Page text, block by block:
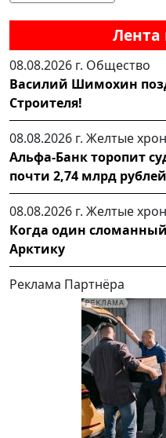
Лента
08.08.2026 г. Общество
Василий Шимохин
Строителя!
08.08.2026 г. Желтые
Альфа-Банк торопит
почти 2,74 млрд рублей
08.08.2026 г. Желтые
Когда один
Арктику
Реклама Партнёра